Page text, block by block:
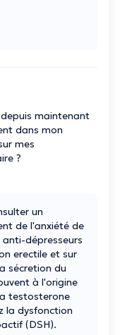
maintenant
dans mon
mes
?
un
de l'anxiété de
dépresseurs
erectile et sur
sécretion du
à l'origine
testosterone
la dysfonction
(DSH).